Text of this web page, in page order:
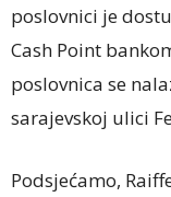
poslovnici je
Cash Point
poslovnica se
sarajevskoj ulici
Podsjećamo,